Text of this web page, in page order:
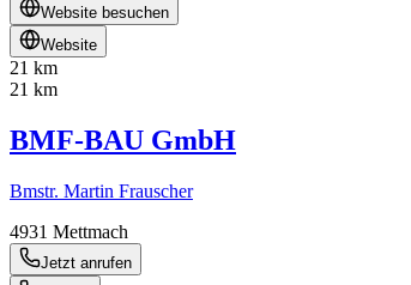
Website besuchen
Website
21 km
21 km
BMF-BAU GmbH
Bmstr. Martin Frauscher
4931 Mettmach
Jetzt anrufen